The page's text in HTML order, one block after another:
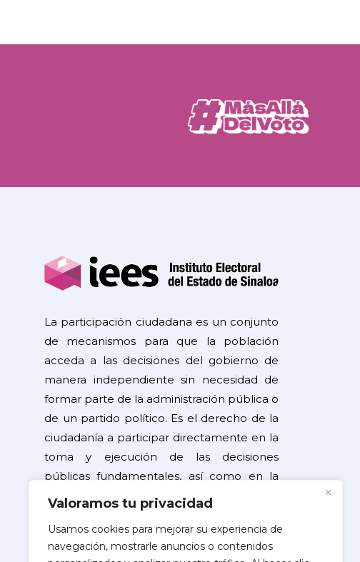
Valoramos tu privacidad
Usamos cookies para mejorar su experiencia de
navegación, mostrarle anuncios o contenidos
La participación ciudadana es un conjunto
de mecanismos para que la población
acceda a las decisiones del gobierno de
manera independiente sin necesidad de
formar parte de la administración pública o
de un partido político. Es el derecho de la
ciudadanía a participar directamente en la
toma y ejecución de las decisiones
públicas fundamentales, así como en la
resolución de problemas de interés
©2026 Copyright